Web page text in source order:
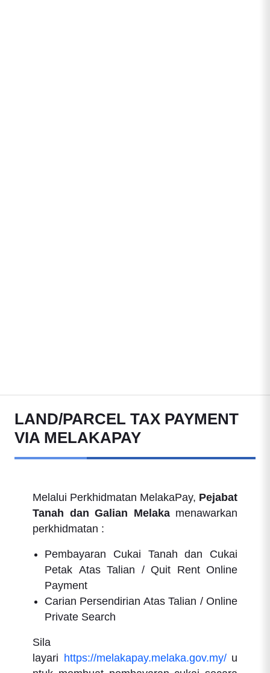
LAND/PARCEL TAX PAYMENT
VIA MELAKAPAY
Melalui Perkhidmatan MelakaPay, Pejabat
Tanah dan Galian Melakamenawarkan
perkhidmatan :
Pembayaran Cukai Tanah dan Cukai
Petak Atas Talian / Quit Rent Online
Payment
Carian Persendirian Atas Talian / Online
Private Search
Sila
layari https://melakapay.melaka.gov.my/u